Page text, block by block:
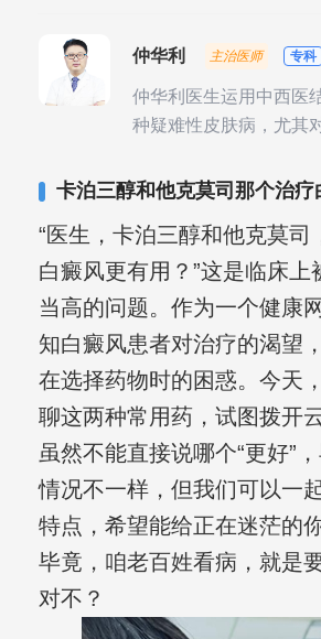
仲华利 主治医师 专科
仲华利医生运用中西医
种疑难性皮肤病，尤其
卡泊三醇和他克莫司那个治疗
“医生，卡泊三醇和他克莫司
白癜风更有用？”这是临床上
当高的问题。作为一个健康
知白癜风患者对治疗的渴望
在选择药物时的困惑。今天
聊这两种常用药，试图拨开
虽然不能直接说哪个“更好”
情况不一样，但我们可以一
特点，希望能给正在迷茫的
毕竟，咱老百姓看病，就是
对不？